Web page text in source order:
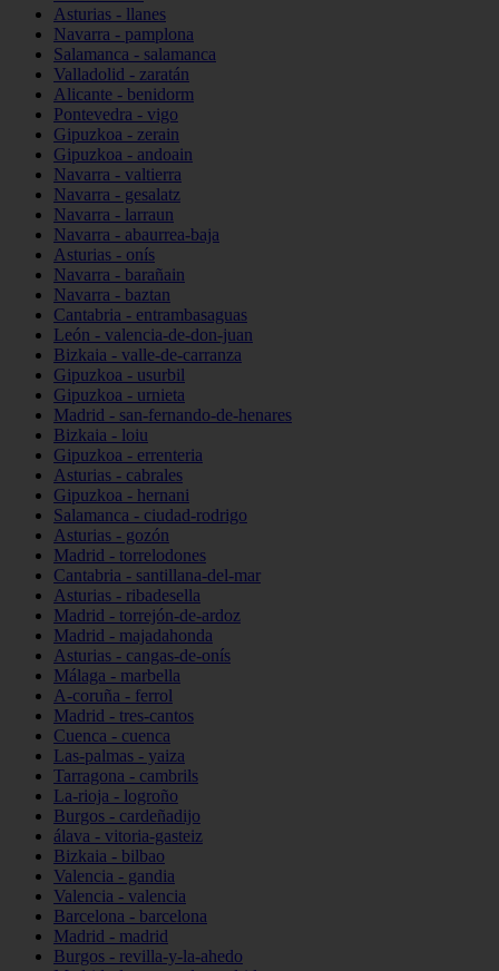
Asturias - llanes
Navarra - pamplona
Salamanca - salamanca
Valladolid - zaratán
Alicante - benidorm
Pontevedra - vigo
Gipuzkoa - zerain
Gipuzkoa - andoain
Navarra - valtierra
Navarra - gesalatz
Navarra - larraun
Navarra - abaurrea-baja
Asturias - onís
Navarra - barañain
Navarra - baztan
Cantabria - entrambasaguas
León - valencia-de-don-juan
Bizkaia - valle-de-carranza
Gipuzkoa - usurbil
Gipuzkoa - urnieta
Madrid - san-fernando-de-henares
Bizkaia - loiu
Gipuzkoa - errenteria
Asturias - cabrales
Gipuzkoa - hernani
Salamanca - ciudad-rodrigo
Asturias - gozón
Madrid - torrelodones
Cantabria - santillana-del-mar
Asturias - ribadesella
Madrid - torrejón-de-ardoz
Madrid - majadahonda
Asturias - cangas-de-onís
Málaga - marbella
A-coruña - ferrol
Madrid - tres-cantos
Cuenca - cuenca
Las-palmas - yaiza
Tarragona - cambrils
La-rioja - logroño
Burgos - cardeñadijo
álava - vitoria-gasteiz
Bizkaia - bilbao
Valencia - gandia
Valencia - valencia
Barcelona - barcelona
Madrid - madrid
Burgos - revilla-y-la-ahedo